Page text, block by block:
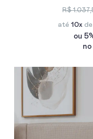
R$
até 10x de
ou